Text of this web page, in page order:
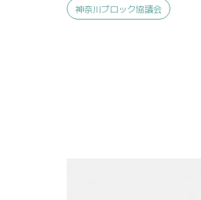
神奈川ブロック協議会